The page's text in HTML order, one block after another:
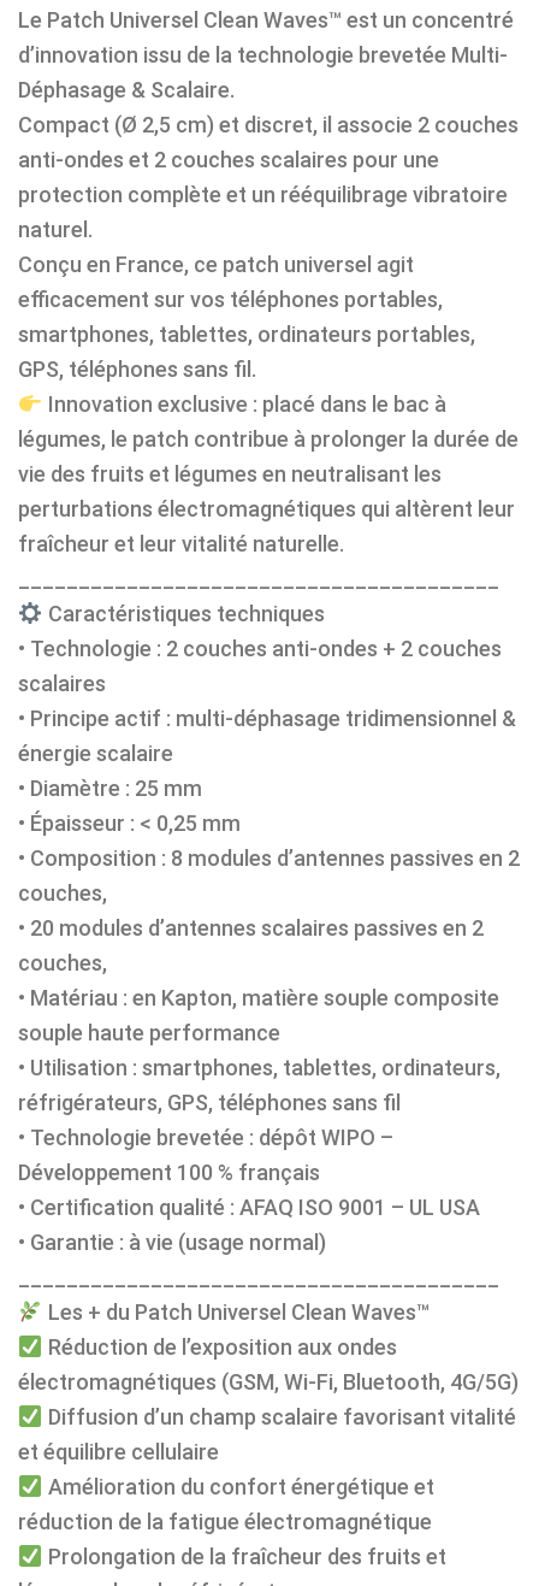
Le Patch Universel Clean Waves™ est un concentré
d’innovation issu de la technologie brevetée Multi-
Déphasage & Scalaire.
Compact (Ø 2,5 cm) et discret, il associe 2 couches
anti-ondes et 2 couches scalaires pour une
protection complète et un rééquilibrage vibratoire
naturel.
Conçu en France, ce patch universel agit
efficacement sur vos téléphones portables,
smartphones, tablettes, ordinateurs portables,
GPS, téléphones sans fil.
Innovation exclusive : placé dans le bac à
légumes, le patch contribue à prolonger la durée de
vie des fruits et légumes en neutralisant les
perturbations électromagnétiques qui altèrent leur
fraîcheur et leur vitalité naturelle.
Caractéristiques techniques
• Technologie : 2 couches anti-ondes + 2 couches
scalaires
• Principe actif : multi-déphasage tridimensionnel &
énergie scalaire
• Diamètre : 25 mm
• Épaisseur : < 0,25 mm
• Composition : 8 modules d’antennes passives en 2
couches,
• 20 modules d’antennes scalaires passives en 2
couches,
• Matériau : en Kapton, matière souple composite
souple haute performance
• Utilisation : smartphones, tablettes, ordinateurs,
réfrigérateurs, GPS, téléphones sans fil
• Technologie brevetée : dépôt WIPO –
Développement 100 % français
• Certification qualité : AFAQ ISO 9001 – UL USA
• Garantie : à vie (usage normal)
Les + du Patch Universel Clean Waves™
Réduction de l’exposition aux ondes
électromagnétiques (GSM, Wi-Fi, Bluetooth, 4G/5G)
Diffusion d’un champ scalaire favorisant vitalité
et équilibre cellulaire
Amélioration du confort énergétique et
réduction de la fatigue électromagnétique
Prolongation de la fraîcheur des fruits et